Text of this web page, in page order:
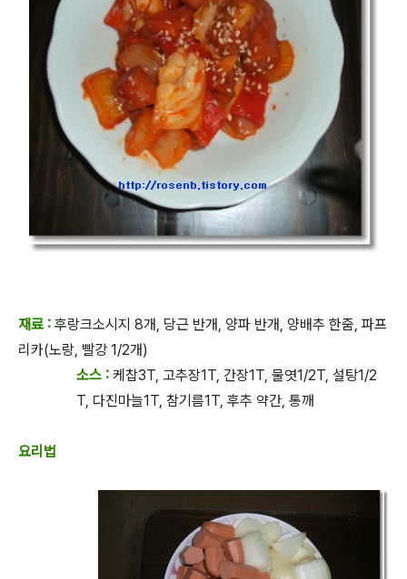
재료 : 후랑크소시지 8개, 당근 반개, 양파 반개, 양배추 한줌, 파프
리카(노랑, 빨강 1/2개)
소스 : 케찹3T, 고추장1T, 간장1T, 물엿1/2T, 설탕1/2
T, 다진마늘1T, 참기름1T, 후추 약간, 통깨
요리법